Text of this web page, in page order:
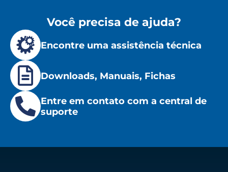
Você precisa de ajuda?
Encontre uma assistência técnica
Downloads, Manuais, Fichas
Entre em contato com a central de
suporte